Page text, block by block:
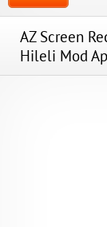
AZ Screen
Hileli Mod